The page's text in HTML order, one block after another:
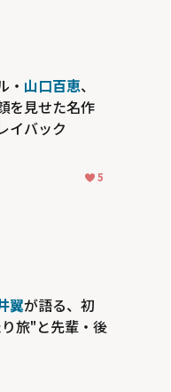
・ 山口百恵、
を見せた名作
イバック
5
翼が語る、初
旅"と先輩・後